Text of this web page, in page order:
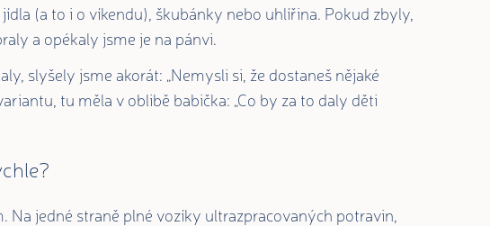
(a to i o víkendu), škubánky nebo uhlířina. Pokud zbyly,
a opékaly jsme je na pánvi.
slyšely jsme akorát: „Nemysli si, že dostaneš nějaké
tu měla v oblibě babička: „Co by za to daly děti
Na jedné straně plné vozíky ultrazpracovaných potravin,